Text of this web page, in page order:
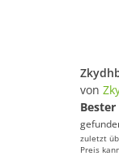
von
Bester
zuletzt
Preis